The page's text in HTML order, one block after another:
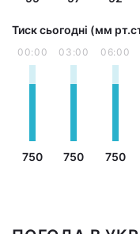
Тиск сьогодні (мм
00:00
750
03:00
750
06:00
750